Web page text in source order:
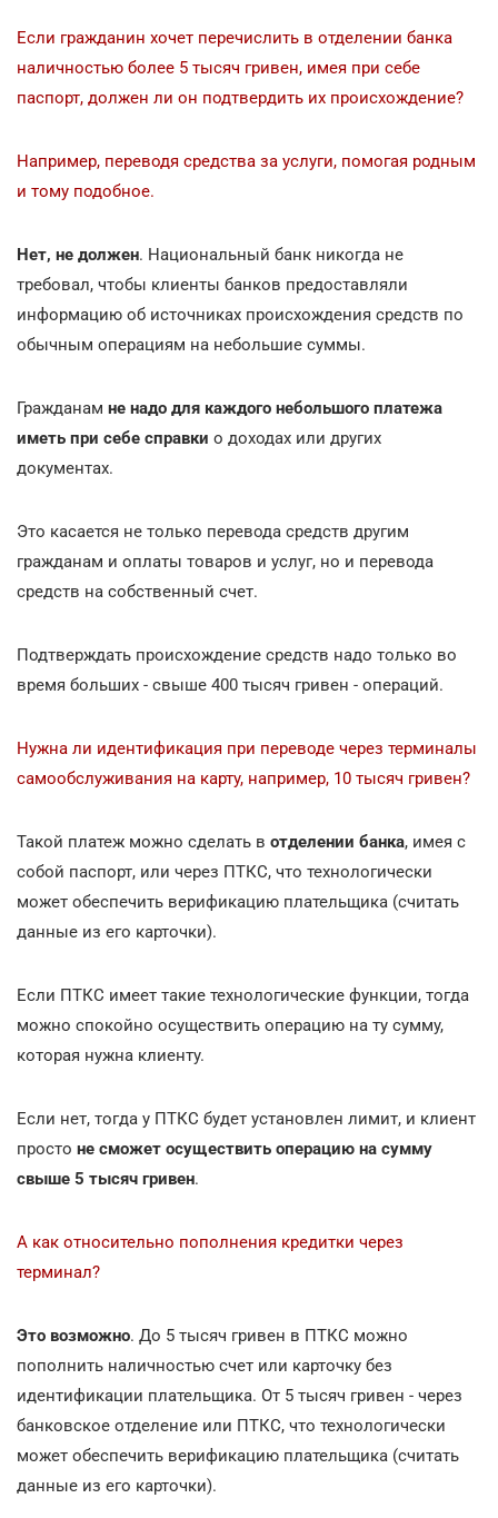
Если гражданин хочет перечислить в отделении банка
наличностью более 5 тысяч гривен, имея при себе
паспорт, должен ли он подтвердить их происхождение?
Например, переводя средства за услуги, помогая родным
и тому подобное.
Нет, не должен. Национальный банк никогда не
требовал, чтобы клиенты банков предоставляли
информацию об источниках происхождения средств по
обычным операциям на небольшие суммы.
Гражданам не надо для каждого небольшого платежа
иметь при себе справки о доходах или других
документах.
Это касается не только перевода средств другим
гражданам и оплаты товаров и услуг, но и перевода
средств на собственный счет.
Подтверждать происхождение средств надо только во
время больших - свыше 400 тысяч гривен - операций.
Нужна ли идентификация при переводе через терминалы
самообслуживания на карту, например, 10 тысяч гривен?
Такой платеж можно сделать в отделении банка, имея с
собой паспорт, или через ПТКС, что технологически
может обеспечить верификацию плательщика (считать
данные из его карточки).
Если ПТКС имеет такие технологические функции, тогда
можно спокойно осуществить операцию на ту сумму,
которая нужна клиенту.
Если нет, тогда у ПТКС будет установлен лимит, и клиент
просто не сможет осуществить операцию на сумму
свыше 5 тысяч гривен.
А как относительно пополнения кредитки через
терминал?
Это возможно. До 5 тысяч гривен в ПТКС можно
пополнить наличностью счет или карточку без
идентификации плательщика. От 5 тысяч гривен - через
банковское отделение или ПТКС, что технологически
может обеспечить верификацию плательщика (считать
данные из его карточки).